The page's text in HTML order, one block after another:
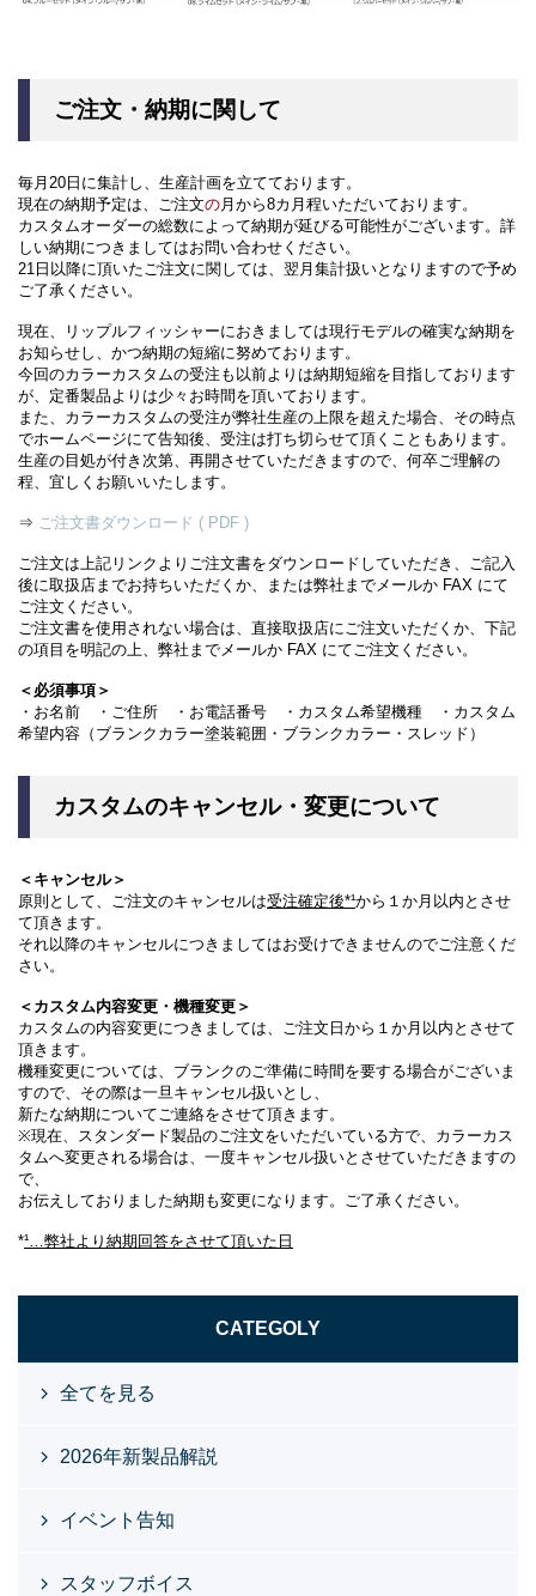
ご注文・納期に関して
毎月20日に集計し、生産計画を立てております。
現在の納期予定は、ご注文の月から8カ月程いただいております。
カスタムオーダーの総数によって納期が延びる可能性がございます。詳
しい納期につきましてはお問い合わせください。
21日以降に頂いたご注文に関しては、翌月集計扱いとなりますので予め
ご了承ください。
現在、リップルフィッシャーにおきましては現行モデルの確実な納期を
お知らせし、かつ納期の短縮に努めております。
今回のカラーカスタムの受注も以前よりは納期短縮を目指しております
が、定番製品よりは少々お時間を頂いております。
また、カラーカスタムの受注が弊社生産の上限を超えた場合、その時点
でホームページにて告知後、受注は打ち切らせて頂くこともあります。
生産の目処が付き次第、再開させていただきますので、何卒ご理解の
程、宜しくお願いいたします。
⇒ ご注文書ダウンロード ( PDF )
ご注文は上記リンクよりご注文書をダウンロードしていただき、ご記入
後に取扱店までお持ちいただくか、または弊社までメールか FAX にて
ご注文ください。
ご注文書を使用されない場合は、直接取扱店にご注文いただくか、下記
の項目を明記の上、弊社までメールか FAX にてご注文ください。
＜必須事項＞
・お名前 ・ご住所 ・お電話番号 ・カスタム希望機種 ・カスタム
希望内容（ブランクカラー塗装範囲・ブランクカラー・スレッド）
カスタムのキャンセル・変更について
＜キャンセル＞
原則として、ご注文のキャンセルは受注確定後*¹から１か月以内とさせ
て頂きます。
それ以降のキャンセルにつきましてはお受けできませんのでご注意くだ
さい。
＜カスタム内容変更・機種変更＞
カスタムの内容変更につきましては、ご注文日から１か月以内とさせて
頂きます。
機種変更については、ブランクのご準備に時間を要する場合がございま
すので、その際は一旦キャンセル扱いとし、
新たな納期についてご連絡をさせて頂きます。
※現在、スタンダード製品のご注文をいただいている方で、カラーカス
タムへ変更される場合は、一度キャンセル扱いとさせていただきますの
で、
お伝えしておりました納期も変更になります。ご了承ください。
*¹…弊社より納期回答をさせて頂いた日
CATEGOLY
全てを見る
2026年新製品解説
イベント告知
スタッフボイス